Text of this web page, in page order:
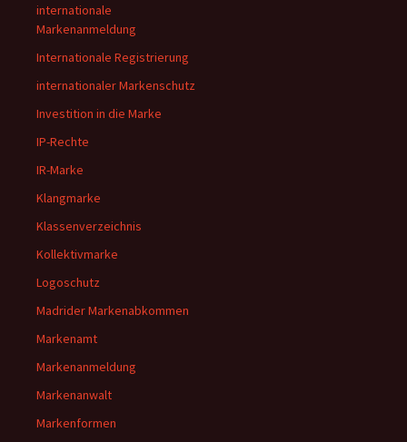
internationale
Markenanmeldung
Internationale Registrierung
internationaler Markenschutz
Investition in die Marke
IP-Rechte
IR-Marke
Klangmarke
Klassenverzeichnis
Kollektivmarke
Logoschutz
Madrider Markenabkommen
Markenamt
Markenanmeldung
Markenanwalt
Markenformen